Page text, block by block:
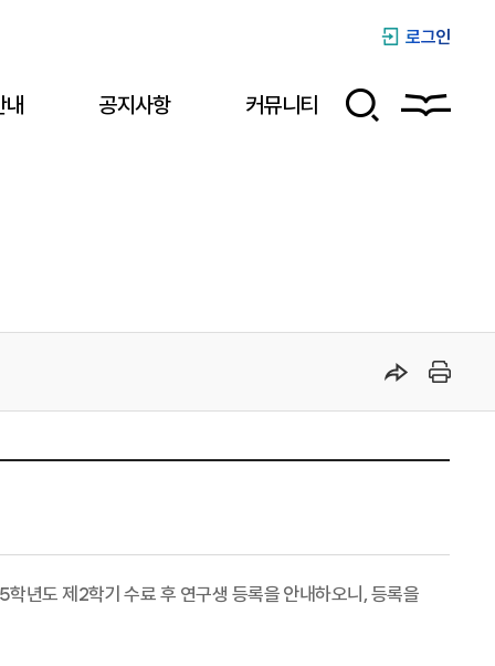
로그인
공지사항 커뮤니티
년도 제2학기 수료 후 연구생 등록을 안내하오니, 등록을